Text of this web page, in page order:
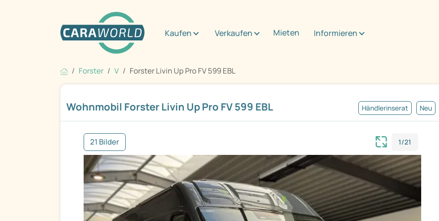
Kaufen Verkaufen Mieten Informieren
Forster V Forster Livin Up Pro FV 599 EBL
Wohnmobil Forster Livin Up Pro FV 599 EBL Händlerinserat Neu
21 Bilder 1/21